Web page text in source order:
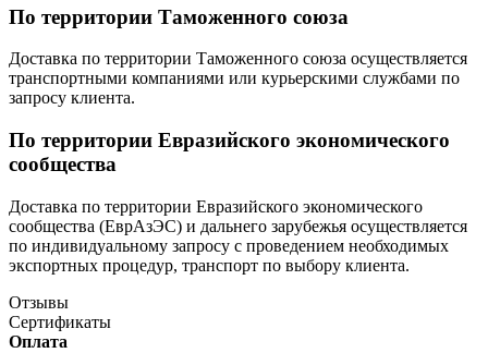
По территории Таможенного союза
Доставка по территории Таможенного союза осуществляется
транспортными компаниями или курьерскими службами по
запросу клиента.
По территории Евразийского экономического
сообщества
Доставка по территории Евразийского экономического
сообщества (ЕврАзЭС) и дальнего зарубежья осуществляется
по индивидуальному запросу с проведением необходимых
экспортных процедур, транспорт по выбору клиента.
Отзывы
Сертификаты
Оплата